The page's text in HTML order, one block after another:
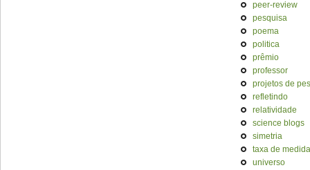
peer-review
pesquisa
poema
politica
prêmio
professor
projetos de
refletindo
relatividade
science blogs
simetria
taxa de medida
universo